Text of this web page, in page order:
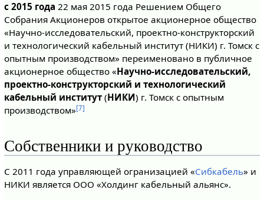
с 2015 года 22 мая 2015 года Решением Общего
Собрания Акционеров открытое акционерное общество
«Научно-исследовательский, проектно-конструкторский
и технологический кабельный институт (НИКИ) г. Томск с
опытным производством» переименовано в публичное
акционерное общество «Научно-исследовательский,
проектно-конструкторский и технологический
кабельный институт(НИКИ) г. Томск с опытным
производством»[7]
Собственники и руководство
C 2011 года управляющей огранизацией «Сибкабель» и
НИКИ является ООО «Холдинг кабельный альянс».